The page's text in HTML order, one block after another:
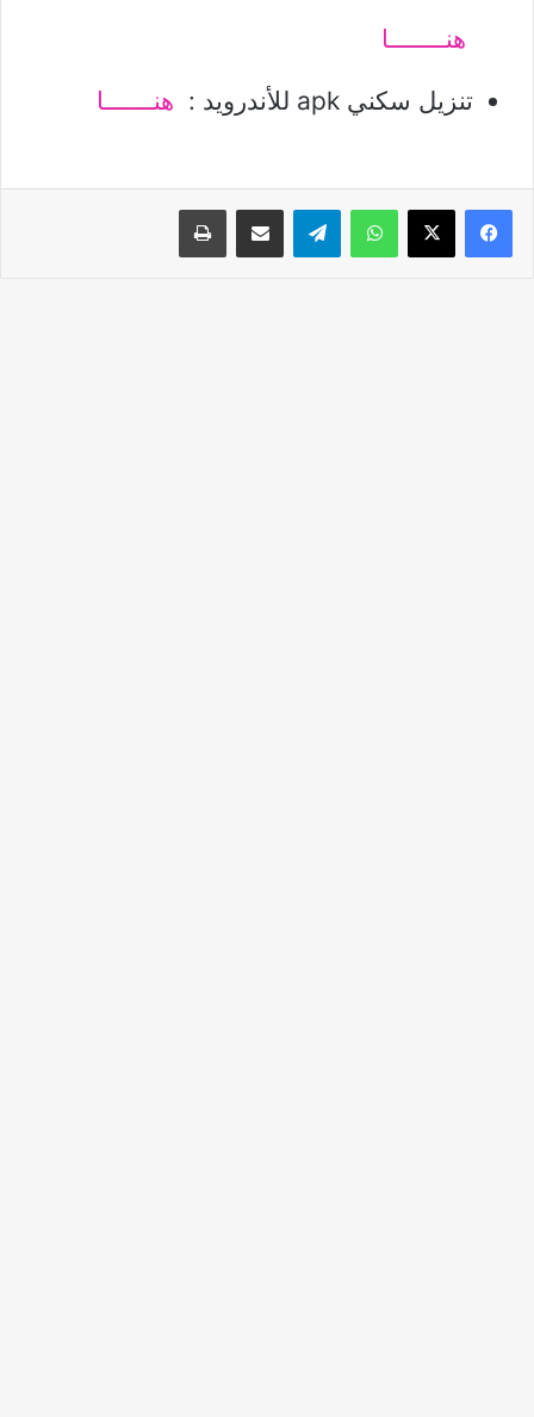
هنــــــــا
تنزيل سكني apk للأندرويد : هنـــــــا
واتساب تيلقرام مشاركة عبر البريد طباعة